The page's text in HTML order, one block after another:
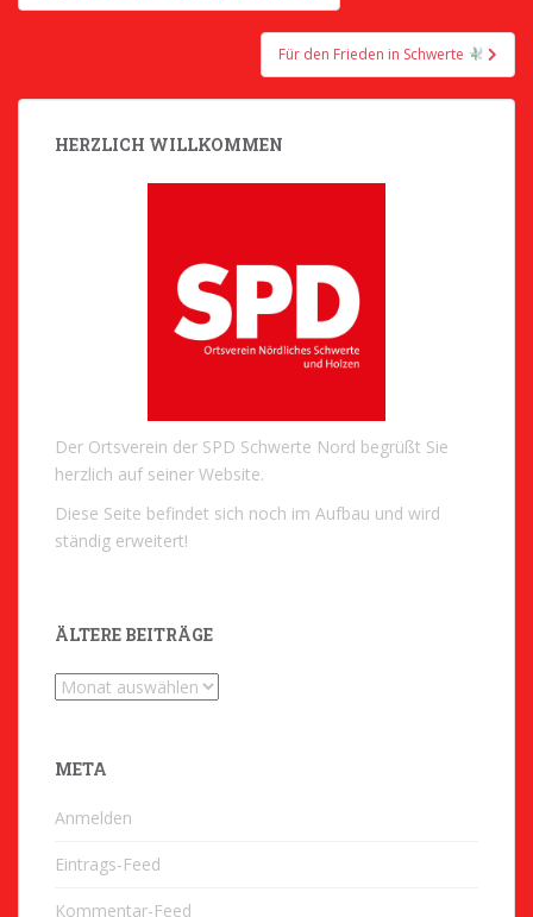
Für den Frieden in Schwerte
HERZLICH WILLKOMMEN
Der Ortsverein der SPD Schwerte Nord begrüßt Sie
herzlich auf seiner Website.
Diese Seite befindet sich noch im Aufbau und wird
ständig erweitert!
ÄLTERE BEITRÄGE
Ältere
META
Anmelden
Eintrags-Feed
Kommentar-Feed